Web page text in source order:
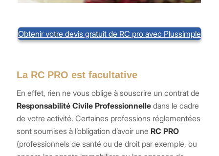
Obtenir votre devis gratuit de RC pro avec Plussimple
La RC PRO est facultative
En effet, rien ne vous oblige à souscrire un contrat de
Responsabilité Civile Professionnelledans le cadre
de votre activité. Certaines professions réglementées
sont soumises à l’obligation d’avoir une RC PRO
(professionnels de santé ou de droit par exemple, ou